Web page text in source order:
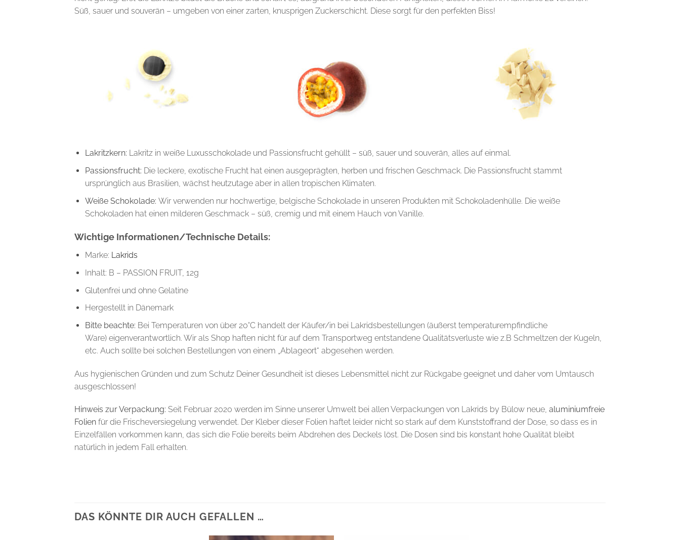
Süß, sauer und souverän – umgeben von einer zarten, knusprigen Zuckerschicht. Diese sorgt für den perfekten Biss!
Lakritzkern: Lakritz in weiße Luxusschokolade und Passionsfrucht gehüllt – süß, sauer und souverän, alles auf einmal.
Passionsfrucht: Die leckere, exotische Frucht hat einen ausgeprägten, herben und frischen Geschmack. Die Passionsfrucht stammt
ursprünglich aus Brasilien, wächst heutzutage aber in allen tropischen Klimaten.
Weiße Schokolade: Wir verwenden nur hochwertige, belgische Schokolade in unseren Produkten mit Schokoladenhülle. Die weiße
Schokoladen hat einen milderen Geschmack – süß, cremig und mit einem Hauch von Vanille.
Wichtige Informationen/Technische Details:
Marke: Lakrids
Inhalt: B – PASSION FRUIT, 12g
Glutenfrei und ohne Gelatine
Hergestellt in Dänemark
Bitte beachte: Bei Temperaturen von über 20°C handelt der Käufer/in bei Lakridsbestellungen (äußerst temperaturempfindliche
Ware) eigenverantwortlich. Wir als Shop haften nicht für auf dem Transportweg entstandene Qualitätsverluste wie z.B Schmeltzen der Kugeln,
etc. Auch sollte bei solchen Bestellungen von einem „Ablageort“ abgesehen werden.
Aus hygienischen Gründen und zum Schutz Deiner Gesundheit ist dieses Lebensmittel nicht zur Rückgabe geeignet und daher vom Umtausch
ausgeschlossen!
Hinweis zur Verpackung: Seit Februar 2020 werden im Sinne unserer Umwelt bei allen Verpackungen von Lakrids by Bülow neue, aluminiumfreie
Folien für die Frischeversiegelung verwendet. Der Kleber dieser Folien haftet leider nicht so stark auf dem Kunststoffrand der Dose, so dass es in
Einzelfällen vorkommen kann, das sich die Folie bereits beim Abdrehen des Deckels löst. Die Dosen sind bis konstant hohe Qualität bleibt
natürlich in jedem Fall erhalten.
DAS KÖNNTE DIR AUCH GEFALLEN …